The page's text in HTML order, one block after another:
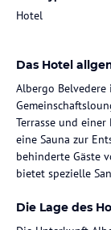
Hotel
Das Hotel
Albergo
Terrasse und
eine Sauna zur
behinderte Gäste
bietet spezielle
Die Lage des